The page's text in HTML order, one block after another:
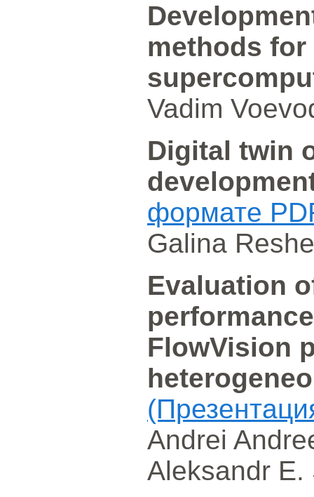
methods
Vadim
Digital twin
формате
Galina
Evaluation
FlowVision
Andrei
Aleksandr E.